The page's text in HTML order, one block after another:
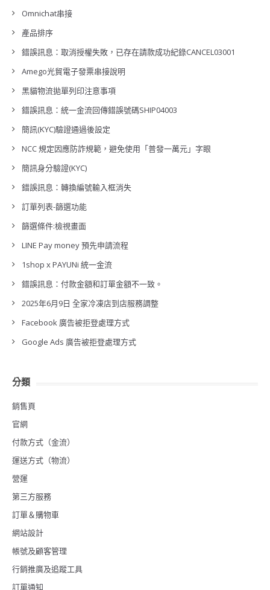
Omnichat串接
產品排序
錯誤訊息：取消授權失敗，已存在請款成功紀錄CANCEL03001
Amego光貿電子發票串接說明
黑貓物流拋單列印注意事項
錯誤訊息：統一金流回傳錯誤號碼SHIP04003
簡訊(KYC)驗證通過後設定
NCC 規定因應防詐規範，避免使用「普發一萬元」字眼
簡訊身分驗證(KYC)
錯誤訊息：轉換編號輸入框消失
訂單列表-篩選功能
篩選條件:檢視畫面
LINE Pay money 預先申請流程
1shop x PAYUNi 統一金流
錯誤訊息：付款金額和訂單金額不一致。
2025年6月9日 全家冷凍店到店服務調整
Facebook 廣告被拒登處理方式
Google Ads 廣告被拒登處理方式
分類
銷售頁
官網
付款方式（金流）
運送方式（物流）
營運
第三方服務
訂單＆購物車
網站設計
帳號及顧客管理
行銷推廣及追蹤工具
訂單通知